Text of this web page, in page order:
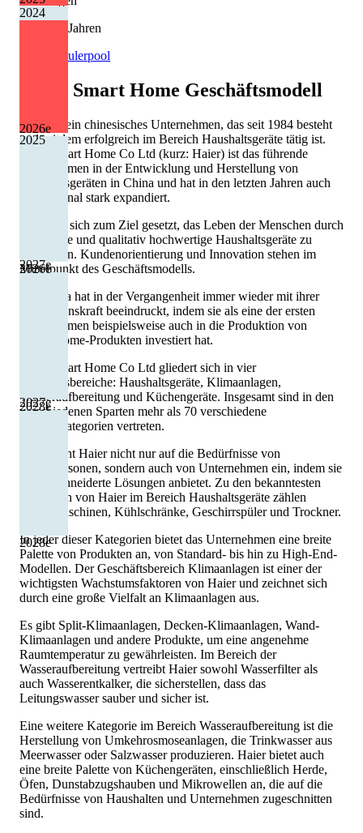
2026e
2027e
2028e
2024
2025
2026e
2027e
2028e
3 von 13 Jahren
Quelle: Eulerpool
Haier Smart Home Geschäftsmodell
Haier ist ein chinesisches Unternehmen, das seit 1984 besteht
und seitdem erfolgreich im Bereich Haushaltsgeräte tätig ist.
Haier Smart Home Co Ltd (kurz: Haier) ist das führende
Unternehmen in der Entwicklung und Herstellung von
Haushaltsgeräten in China und hat in den letzten Jahren auch
international stark expandiert.
Haier hat sich zum Ziel gesetzt, das Leben der Menschen durch
innovative und qualitativ hochwertige Haushaltsgeräte zu
verbessern. Kundenorientierung und Innovation stehen im
Mittelpunkt des Geschäftsmodells.
Die Firma hat in der Vergangenheit immer wieder mit ihrer
Innovationskraft beeindruckt, indem sie als eine der ersten
Unternehmen beispielsweise auch in die Produktion von
Smart-Home-Produkten investiert hat.
Haier Smart Home Co Ltd gliedert sich in vier
Geschäftsbereiche: Haushaltsgeräte, Klimaanlagen,
Wasseraufbereitung und Küchengeräte. Insgesamt sind in den
verschiedenen Sparten mehr als 70 verschiedene
Produktkategorien vertreten.
Dabei geht Haier nicht nur auf die Bedürfnisse von
Einzelpersonen, sondern auch von Unternehmen ein, indem sie
maßgeschneiderte Lösungen anbietet. Zu den bekanntesten
Produkten von Haier im Bereich Haushaltsgeräte zählen
Waschmaschinen, Kühlschränke, Geschirrspüler und Trockner.
In jeder dieser Kategorien bietet das Unternehmen eine breite
Palette von Produkten an, von Standard- bis hin zu High-End-
Modellen. Der Geschäftsbereich Klimaanlagen ist einer der
wichtigsten Wachstumsfaktoren von Haier und zeichnet sich
durch eine große Vielfalt an Klimaanlagen aus.
Es gibt Split-Klimaanlagen, Decken-Klimaanlagen, Wand-
Klimaanlagen und andere Produkte, um eine angenehme
Raumtemperatur zu gewährleisten. Im Bereich der
Wasseraufbereitung vertreibt Haier sowohl Wasserfilter als
auch Wasserentkalker, die sicherstellen, dass das
Leitungswasser sauber und sicher ist.
Eine weitere Kategorie im Bereich Wasseraufbereitung ist die
Herstellung von Umkehrosmoseanlagen, die Trinkwasser aus
Meerwasser oder Salzwasser produzieren. Haier bietet auch
eine breite Palette von Küchengeräten, einschließlich Herde,
Öfen, Dunstabzugshauben und Mikrowellen an, die auf die
Bedürfnisse von Haushalten und Unternehmen zugeschnitten
sind.